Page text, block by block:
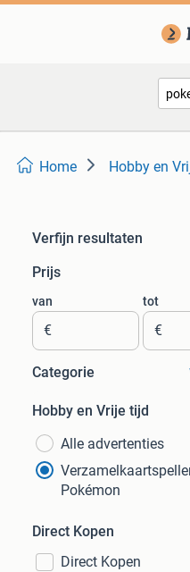
Home Hobby en
Verfijn resultaten
Prijs
van
€
tot
€
Categorie
Hobby en Vrije tijd
Alle advertenties
Pokémon
Direct Kopen
Direct Kopen